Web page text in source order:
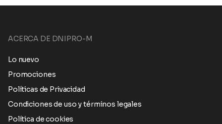
ACERCA DE DNIPRO-M
Lo nuevo
Promociones
Políticas de Privacidad
Condiciones de uso y términos legales
Política de cookies